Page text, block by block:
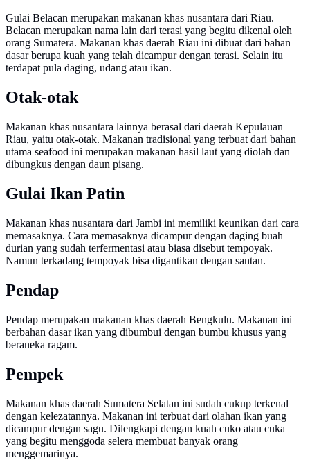
Gulai Belacan merupakan makanan khas nusantara dari Riau.
Belacan merupakan nama lain dari terasi yang begitu dikenal oleh
orang Sumatera. Makanan khas daerah Riau ini dibuat dari bahan
dasar berupa kuah yang telah dicampur dengan terasi. Selain itu
terdapat pula daging, udang atau ikan.
Otak-otak
Makanan khas nusantara lainnya berasal dari daerah Kepulauan
Riau, yaitu otak-otak. Makanan tradisional yang terbuat dari bahan
utama seafood ini merupakan makanan hasil laut yang diolah dan
dibungkus dengan daun pisang.
Gulai Ikan Patin
Makanan khas nusantara dari Jambi ini memiliki keunikan dari cara
memasaknya. Cara memasaknya dicampur dengan daging buah
durian yang sudah terfermentasi atau biasa disebut tempoyak.
Namun terkadang tempoyak bisa digantikan dengan santan.
Pendap
Pendap merupakan makanan khas daerah Bengkulu. Makanan ini
berbahan dasar ikan yang dibumbui dengan bumbu khusus yang
beraneka ragam.
Pempek
Makanan khas daerah Sumatera Selatan ini sudah cukup terkenal
dengan kelezatannya. Makanan ini terbuat dari olahan ikan yang
dicampur dengan sagu. Dilengkapi dengan kuah cuko atau cuka
yang begitu menggoda selera membuat banyak orang
menggemarinya.